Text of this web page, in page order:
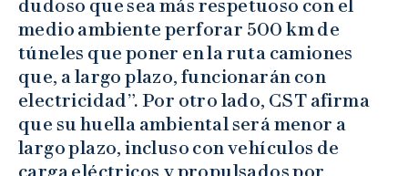
dudoso que sea más respetuoso con el
medio ambiente perforar 500 km de
túneles que poner en la ruta camiones
que, a largo plazo, funcionarán con
electricidad”. Por otro lado, CST afirma
que su huella ambiental será menor a
largo plazo, incluso con vehículos de